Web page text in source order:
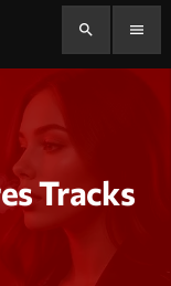
search menu
Tracks